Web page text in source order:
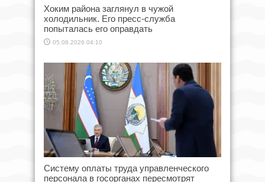
Хоким района заглянул в чужой
холодильник. Его пресс-служба
попыталась его оправдать
05.08.2026 04:10
Систему оплаты труда управленческого
персонала в госорганах пересмотрят